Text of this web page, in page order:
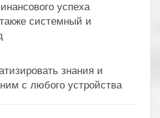
успеха
системный и
знания и
с любого устройства